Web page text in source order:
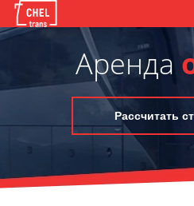
Аренда
Рассчитать